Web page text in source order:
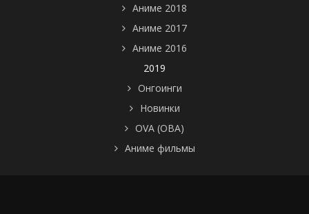
Аниме 2018
Аниме 2017
Аниме 2016
2019
Онгоинги
Новинки
OVA (ОВА)
Аниме фильмы